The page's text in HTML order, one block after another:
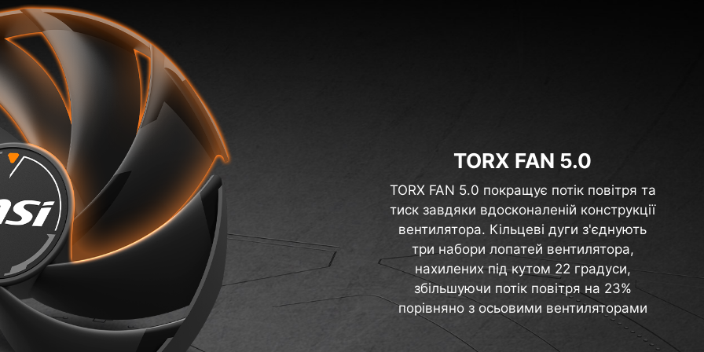
TORX FAN 5.0
TORX FAN 5.0 покращує потік повітря та
тиск завдяки вдосконаленій конструкції
вентилятора. Кільцеві дуги з'єднують
три набори лопатей вентилятора,
нахилених під кутом 22 градуси,
збільшуючи потік повітря на 23%
порівняно з осьовими вентиляторами